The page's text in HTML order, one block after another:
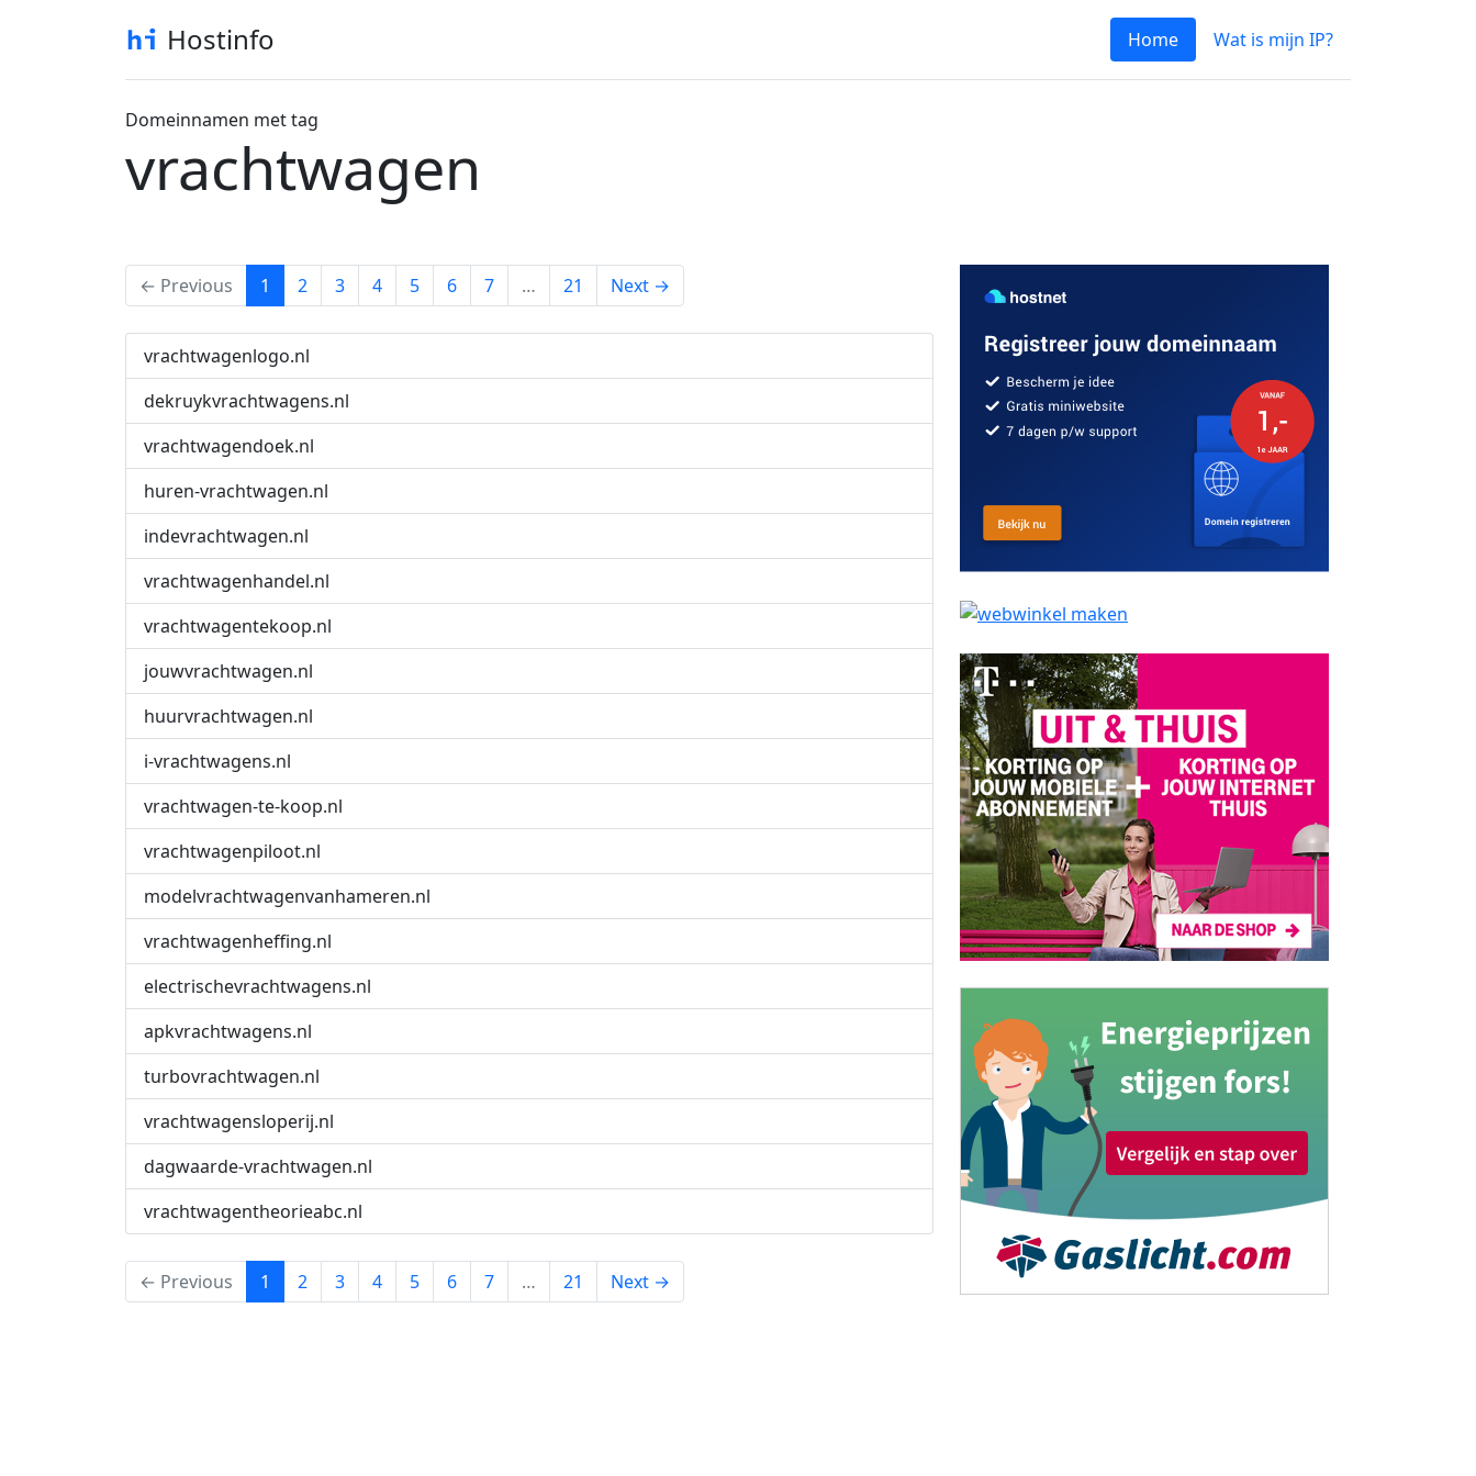
Hostinfo Home Wat is mijn IP?
Domeinnamen met tag
vrachtwagen
← Previous 1 (current)
2 3 4 5 6 7 … 21 Next →
vrachtwagenlogo.nl
dekruykvrachtwagens.nl
vrachtwagendoek.nl
huren-vrachtwagen.nl
indevrachtwagen.nl
vrachtwagenhandel.nl
vrachtwagentekoop.nl
jouwvrachtwagen.nl
huurvrachtwagen.nl
i-vrachtwagens.nl
vrachtwagen-te-koop.nl
vrachtwagenpiloot.nl
modelvrachtwagenvanhameren.nl
vrachtwagenheffing.nl
electrischevrachtwagens.nl
apkvrachtwagens.nl
turbovrachtwagen.nl
vrachtwagensloperij.nl
dagwaarde-vrachtwagen.nl
vrachtwagentheorieabc.nl
← Previous 1 (current)
2 3 4 5 6 7 … 21 Next →